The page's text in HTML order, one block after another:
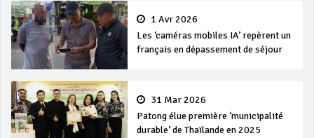
1 Avr 2026
Les ‘caméras mobiles IA’ repèrent un
français en dépassement de séjour
31 Mar 2026
Patong élue première ‘municipalité
durable’ de Thaïlande en 2025